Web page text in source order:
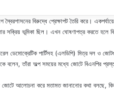
বিরুদ্ধে প্রেক্ষাপট তৈরি করে।
সক্রিয় ভূমিকা ছিল। এখন ঘোষণাপত্র করতে হলে
ডেমোক্রেটিক পার্টিসহ (এলডিপি) মিত্র দল ও
তাঁরা অল্প সময়ের মধ্যে জোটে বিএনপির
জোটে আলোচনা করে মতামত জানানোর কথা বলছে,